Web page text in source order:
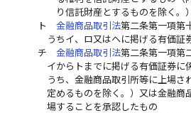
り信託財産とするものを除く。
ト
金融商品取引法第二条第一項第
うちイ、ロ又はヘに掲げる有価証
チ
金融商品取引法第二条第一項第
イからトまでに掲げる有価証券に
うち、金融商品取引所等に上場さ
定めるものを除く。）又は金融商
場することを承認したもの